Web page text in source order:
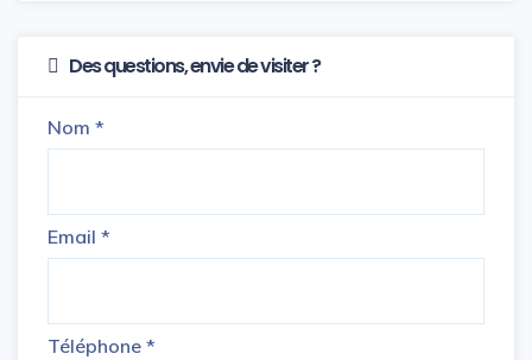
Des questions, envie de visiter ?
Nom *
Email *
Téléphone *